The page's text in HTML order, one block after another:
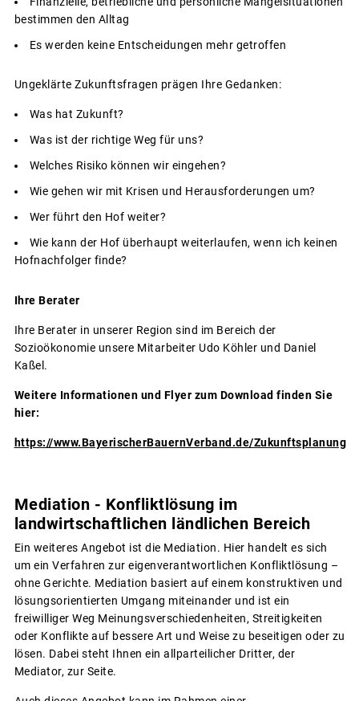
bestimmen den Alltag
Es werden keine Entscheidungen mehr getroffen
Ungeklärte Zukunftsfragen prägen Ihre Gedanken:
Was hat Zukunft?
Was ist der richtige Weg für uns?
Welches Risiko können wir eingehen?
Wie gehen wir mit Krisen und Herausforderungen um?
Wer führt den Hof weiter?
Wie kann der Hof überhaupt weiterlaufen, wenn ich keinen
Hofnachfolger finde?
Ihre Berater
Ihre Berater in unserer Region sind im Bereich der
Sozioökonomie unsere Mitarbeiter Udo Köhler und Daniel
Kaßel.
Weitere Informationen und Flyer zum Download finden Sie
hier:
https://www.BayerischerBauernVerband.de/Zukunftsplanung
Mediation - Konfliktlösung im
landwirtschaftlichen ländlichen Bereich
Ein weiteres Angebot ist die Mediation. Hier handelt es sich
um ein Verfahren zur eigenverantwortlichen Konfliktlösung –
ohne Gerichte. Mediation basiert auf einem konstruktiven und
lösungsorientierten Umgang miteinander und ist ein
freiwilliger Weg Meinungsverschiedenheiten, Streitigkeiten
oder Konflikte auf bessere Art und Weise zu beseitigen oder zu
lösen. Dabei steht Ihnen ein allparteilicher Dritter, der
Mediator, zur Seite.